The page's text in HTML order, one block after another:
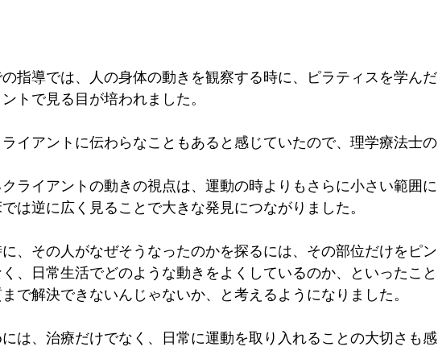
指導では、人の身体の動きを観察する時に、ピラティスを学んだ
トで見る目が培われました。
イアントに伝わらなこともあると感じていたので、理学療法士の
ライアントの動きの視点は、運動の時よりもさらに小さい範囲に
は逆に広く見ることで大きな発見につながりました。
、その人がなぜそうなったのかを探るには、その部位だけをピン
、日常生活でどのような動きをよくしているのか、といったこと
で解決できないんじゃないか、と考えるようになりました。
は、治療だけでなく、日常に運動を取り入れることの大切さも感